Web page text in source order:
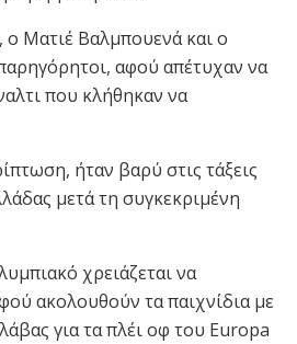
Ματιέ Βαλμπουενά και ο
αφού απέτυχαν να
που κλήθηκαν να
ήταν βαρύ στις τάξεις
μετά τη συγκεκριμένη
χρειάζεται να
ακολουθούν τα παιχνίδια με
για τα πλέι οφ του Europa